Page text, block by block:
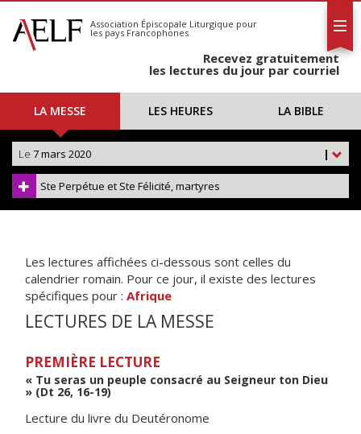
S'abonner
Calendrier
Association Épiscopale Liturgique pour
les pays Francophones
Recevez gratuitement
les lectures du jour par courriel
LA MESSE LES HEURES LA BIBLE
|
Le 7 mars 2020
Ste Perpétue et Ste Félicité, martyres
Les lectures affichées ci-dessous sont celles du
calendrier romain. Pour ce jour, il existe des lectures
spécifiques pour : Afrique
LECTURES DE LA MESSE
PREMIÈRE LECTURE
« Tu seras un peuple consacré au Seigneur ton Dieu
» (Dt 26, 16-19)
Lecture du livre du Deutéronome